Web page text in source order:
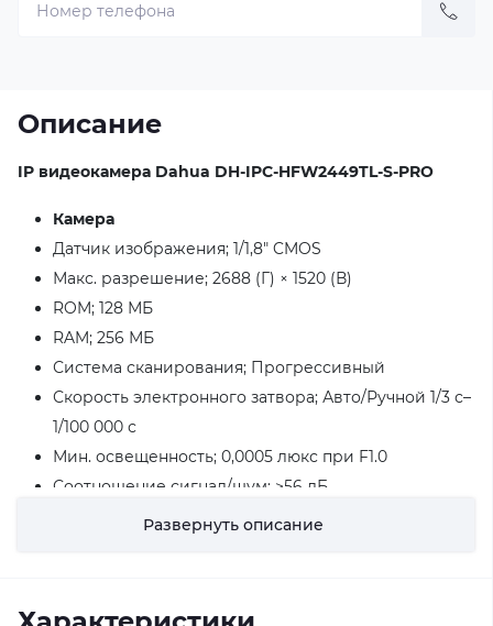
Описание
IP видеокамера Dahua DH-IPC-HFW2449TL-S-PRO
Камера
Датчик изображения; 1/1,8" CMOS
Макс. разрешение; 2688 (Г) × 1520 (В)
ROM; 128 МБ
RAM; 256 МБ
Система сканирования; Прогрессивный
Скорость электронного затвора; Авто/Ручной 1/3 с–
1/100 000 с
Мин. освещенность; 0,0005 люкс при F1.0
Соотношение сигнал/шум; >56 дБ
Расстояние освещения; До 50 м (теплый свет)
Развернуть описание